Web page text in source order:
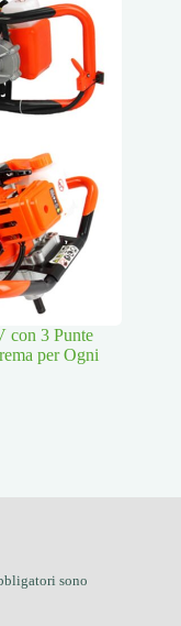
con 3 Punte
per Ogni
sono